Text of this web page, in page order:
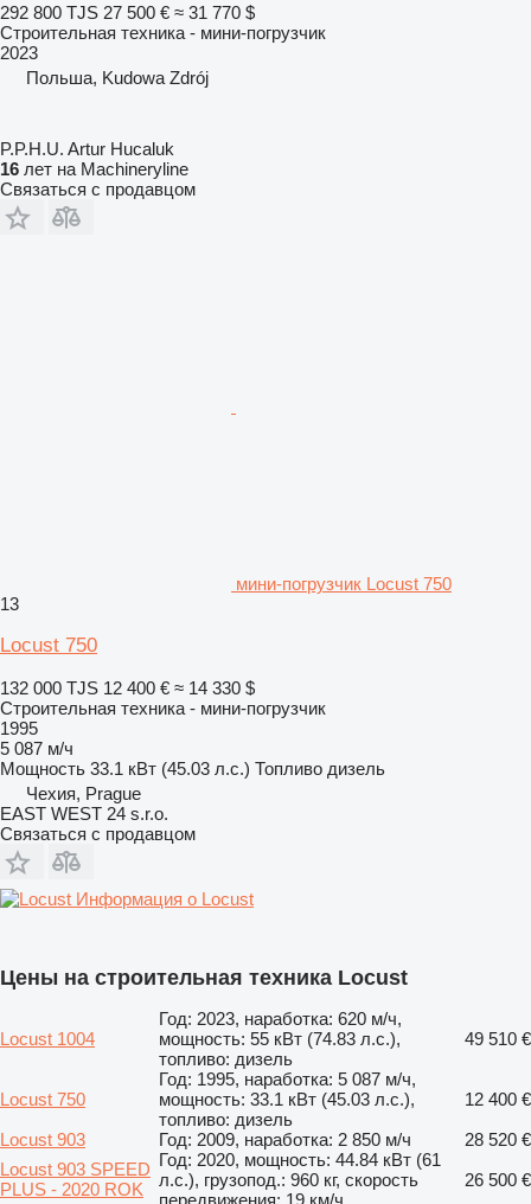
292 800 TJS 27 500 € ≈ 31 770 $
Строительная техника - мини-погрузчик
2023
Польша, Kudowa Zdrój
P.P.H.U. Artur Hucaluk
16 лет на Machineryline
Связаться с продавцом
мини-погрузчик Locust 750
13
Locust 750
132 000 TJS 12 400 € ≈ 14 330 $
Строительная техника - мини-погрузчик
1995
5 087 м/ч
Мощность 33.1 кВт (45.03 л.с.) Топливо дизель
Чехия, Prague
EAST WEST 24 s.r.o.
Связаться с продавцом
Информация о Locust
Цены на строительная техника Locust
Locust 1004
Год: 2023, наработка: 620 м/ч,
мощность: 55 кВт (74.83 л.с.),
топливо: дизель
49 510 €
Locust 750
Год: 1995, наработка: 5 087 м/ч,
мощность: 33.1 кВт (45.03 л.с.),
топливо: дизель
12 400 €
Locust 903
Год: 2009, наработка: 2 850 м/ч
28 520 €
Locust 903 SPEED
PLUS - 2020 ROK
Год: 2020, мощность: 44.84 кВт (61
л.с.), грузопод.: 960 кг, скорость
передвижения: 19 км/ч
26 500 €